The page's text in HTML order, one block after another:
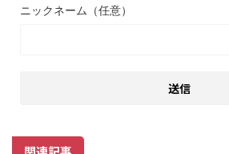
ニックネーム（任意）